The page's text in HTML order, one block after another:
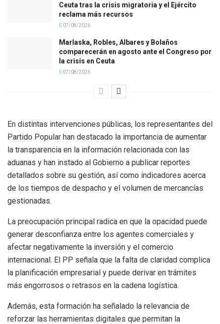
Ceuta tras la crisis migratoria y el Ejército
reclama más recursos
07/08/2026
Marlaska, Robles, Albares y Bolaños
comparecerán en agosto ante el Congreso por
la crisis en Ceuta
07/08/2026
En distintas intervenciones públicas, los representantes del
Partido Popular han destacado la importancia de aumentar
la transparencia en la información relacionada con las
aduanas y han instado al Gobierno a publicar reportes
detallados sobre su gestión, así como indicadores acerca
de los tiempos de despacho y el volumen de mercancías
gestionadas.
La preocupación principal radica en que la opacidad puede
generar desconfianza entre los agentes comerciales y
afectar negativamente la inversión y el comercio
internacional. El PP señala que la falta de claridad complica
la planificación empresarial y puede derivar en trámites
más engorrosos o retrasos en la cadena logística.
Además, esta formación ha señalado la relevancia de
reforzar las herramientas digitales que permitan la